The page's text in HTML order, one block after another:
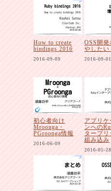
2016-12-03
How to create
bindings 2016
2016-09-09
OSS開発
やしたい
2016-09-01
初心者向け
Mroonga・
PGroonga情報
2016-06-09
アプリケ
ンへの
タープリ
組み込み
2016-05-28